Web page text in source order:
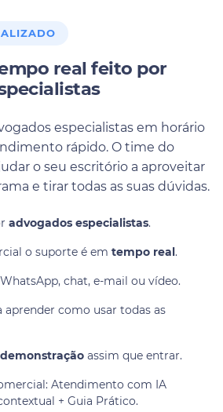
real feito por
especialistas em horário
rápido. O time do
o seu escritório a aproveitar
e tirar todas as suas dúvidas.
advogados especialistas.
o suporte é em tempo real.
chat, e-mail ou vídeo.
como usar todas as
demonstração assim que entrar.
Atendimento com IA
+ Guia Prático.